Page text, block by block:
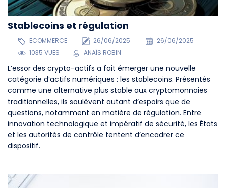
Stablecoins et régulation
ECOMMERCE 26/06/2025
26/06/2025
1035 VUES
ANAÏS ROBIN
L’essor des crypto-actifs a fait émerger une nouvelle
catégorie d’actifs numériques : les stablecoins. Présentés
comme une alternative plus stable aux cryptomonnaies
traditionnelles, ils soulèvent autant d’espoirs que de
questions, notamment en matière de régulation. Entre
innovation technologique et impératif de sécurité, les États
et les autorités de contrôle tentent d’encadrer ce
dispositif.